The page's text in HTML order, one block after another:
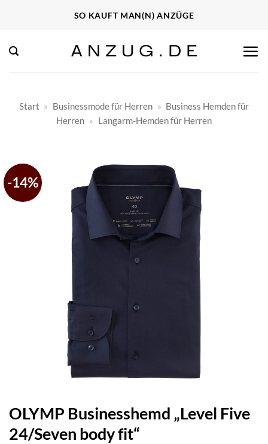
springen
SO KAUFT MAN(N) ANZÜGE
Start » Businessmode für Herren » Business Hemden für
Herren » Langarm-Hemden für Herren
-14%
OLYMP Businesshemd „Level Five
24/Seven body fit“